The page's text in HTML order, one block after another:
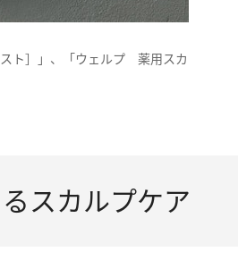
ト］」、「ウェルプ 薬用スカ
スカルプケア